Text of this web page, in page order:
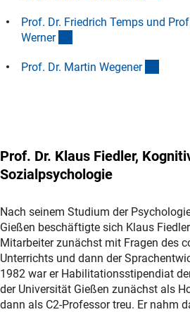
Prof. Dr. Friedrich Temps und
Werner
Prof. Dr. Martin Wegener
Prof. Dr. Klaus Fiedler,
Sozialpsychologie
Nach seinem Studium der
Gießen beschäftigte sich Klaus
Mitarbeiter zunächst mit Fragen des
Unterrichts und dann der
1982 war er Habilitationsstipendiat
der Universität Gießen zunächst als
dann als C2-Professor treu. Er nahm